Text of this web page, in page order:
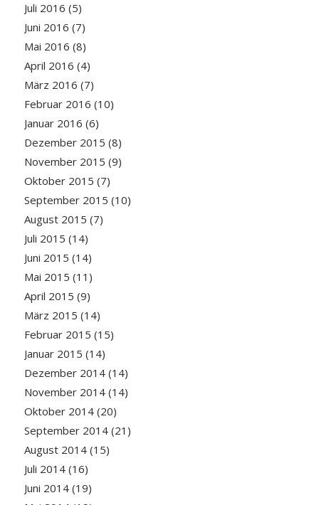
Juli 2016 (5)
Juni 2016 (7)
Mai 2016 (8)
April 2016 (4)
März 2016 (7)
Februar 2016 (10)
Januar 2016 (6)
Dezember 2015 (8)
November 2015 (9)
Oktober 2015 (7)
September 2015 (10)
August 2015 (7)
Juli 2015 (14)
Juni 2015 (14)
Mai 2015 (11)
April 2015 (9)
März 2015 (14)
Februar 2015 (15)
Januar 2015 (14)
Dezember 2014(14)
November 2014(14)
Oktober 2014(20)
September 2014(21)
August 2014(15)
Juli 2014(16)
Juni 2014(19)